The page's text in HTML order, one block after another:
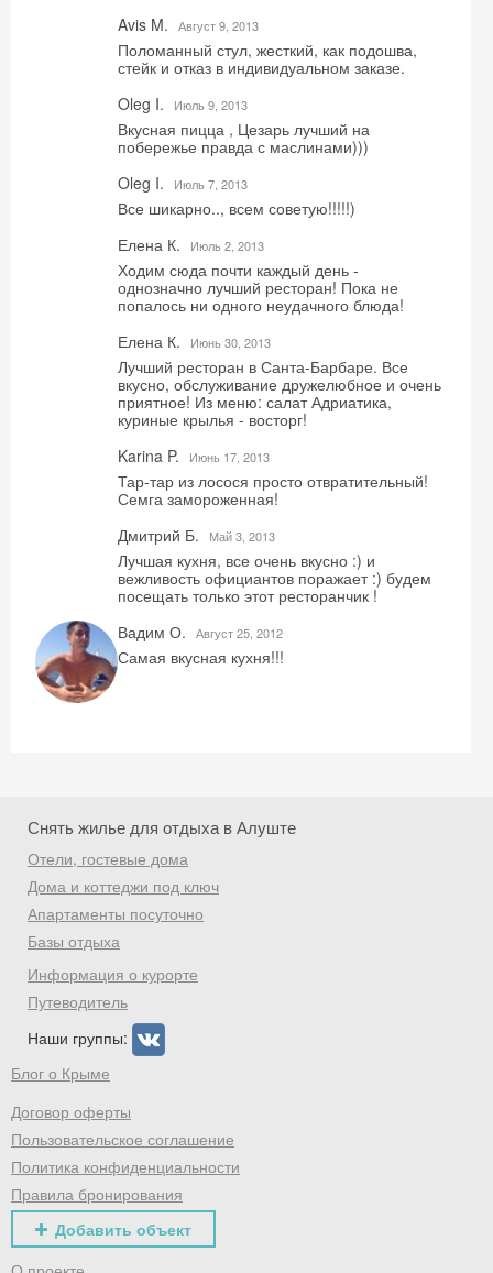
Avis M.
Август 9, 2013
Поломанный стул, жесткий, как подошва,
стейк и отказ в индивидуальном заказе.
Oleg I.
Июль 9, 2013
Вкусная пицца , Цезарь лучший на
побережье правда с маслинами)))
Oleg I.
Июль 7, 2013
Все шикарно.., всем советую!!!!!)
Елена К.
Июль 2, 2013
Ходим сюда почти каждый день -
однозначно лучший ресторан! Пока не
попалось ни одного неудачного блюда!
Елена К.
Июнь 30, 2013
Лучший ресторан в Санта-Барбаре. Все
вкусно, обслуживание дружелюбное и очень
приятное! Из меню: салат Адриатика,
куриные крылья - восторг!
Karina P.
Июнь 17, 2013
Тар-тар из лосося просто отвратительный!
Семга замороженная!
Дмитрий Б.
Май 3, 2013
Лучшая кухня, все очень вкусно :) и
вежливость официантов поражает :) будем
посещать только этот ресторанчик !
Вадим О.
Август 25, 2012
Самая вкусная кухня!!!
Снять жилье для отдыха в Алуште
Отели, гостевые дома
Дома и коттеджи под ключ
Апартаменты посуточно
Базы отдыха
Информация о курорте
Путеводитель
Наши группы:
Блог о Крыме
Договор оферты
Пользовательское соглашение
Политика конфиденциальности
Правила бронирования
Добавить объект